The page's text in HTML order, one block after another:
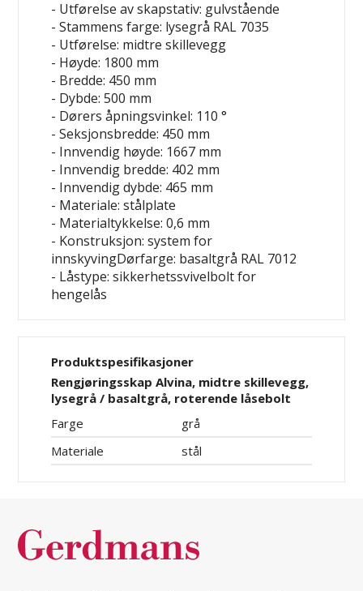
- Utførelse av skapstativ: gulvstående
- Stammens farge: lysegrå RAL 7035
- Utførelse: midtre skillevegg
- Høyde: 1800 mm
- Bredde: 450 mm
- Dybde: 500 mm
- Dørers åpningsvinkel: 110 °
- Seksjonsbredde: 450 mm
- Innvendig høyde: 1667 mm
- Innvendig bredde: 402 mm
- Innvendig dybde: 465 mm
- Materiale: stålplate
- Materialtykkelse: 0,6 mm
- Konstruksjon: system for
innskyvingDørfarge: basaltgrå RAL 7012
- Låstype: sikkerhetssvivelbolt for
hengelås
Produktspesifikasjoner
Rengjøringsskap Alvina, midtre skillevegg,
lysegrå / basaltgrå, roterende låsebolt
Farge
grå
Materiale
stål